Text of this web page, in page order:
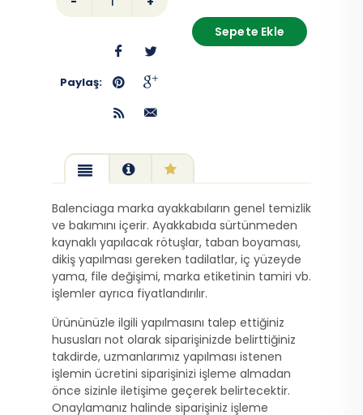
Sepete Ekle
Paylaş:
Balenciaga marka ayakkabıların genel temizlik
ve bakımını içerir. Ayakkabıda sürtünmeden
kaynaklı yapılacak rötuşlar, taban boyaması,
dikiş yapılması gereken tadilatlar, iç yüzeyde
yama, file değişimi, marka etiketinin tamiri vb.
işlemler ayrıca fiyatlandırılır.
Ürününüzle ilgili yapılmasını talep ettiğiniz
hususları not olarak siparişinizde belirttiğiniz
takdirde, uzmanlarımız yapılması istenen
işlemin ücretini siparişinizi işleme almadan
önce sizinle iletişime geçerek belirtecektir.
Onaylamanız halinde siparişiniz işleme